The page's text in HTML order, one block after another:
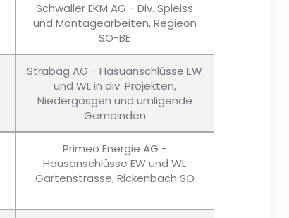
Schwaller EKM AG - Div. Spleiss
und Montagearbeiten, Regieon
SO-BE
Strabag AG - Hasuanschlüsse EW
und WL in div. Projekten,
Niedergösgen und umligende
Gemeinden
Primeo Energie AG -
Hausanschlüsse EW und WL
Gartenstrasse, Rickenbach SO